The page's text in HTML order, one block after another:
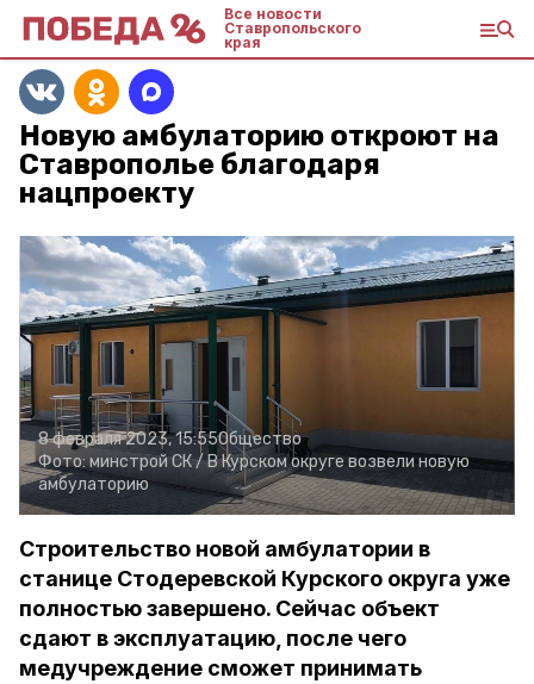
Все новости
Ставропольского
края
Новую амбулаторию откроют на
Ставрополье благодаря
нацпроекту
8 февраля 2023, 15:55Общество
Фото:минстрой СК /В Курском округе возвели новую
амбулаторию
Строительство новой амбулатории в
станице Стодеревской Курского округа уже
полностью завершено. Сейчас объект
сдают в эксплуатацию, после чего
медучреждение сможет принимать